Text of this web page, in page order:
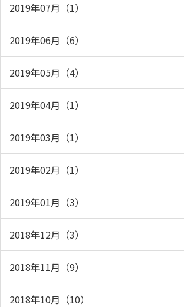
2019年07月（1）
2019年06月（6）
2019年05月（4）
2019年04月（1）
2019年03月（1）
2019年02月（1）
2019年01月（3）
2018年12月（3）
2018年11月（9）
2018年10月（10）